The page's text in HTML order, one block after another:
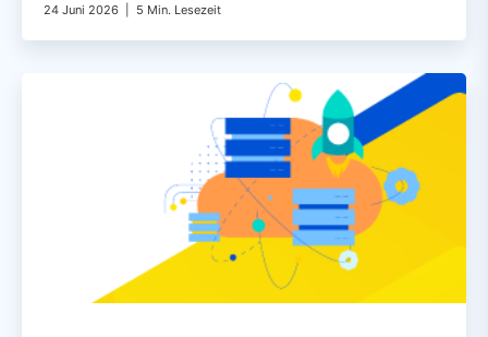
24 Juni 2026 5 Min. Lesezeit